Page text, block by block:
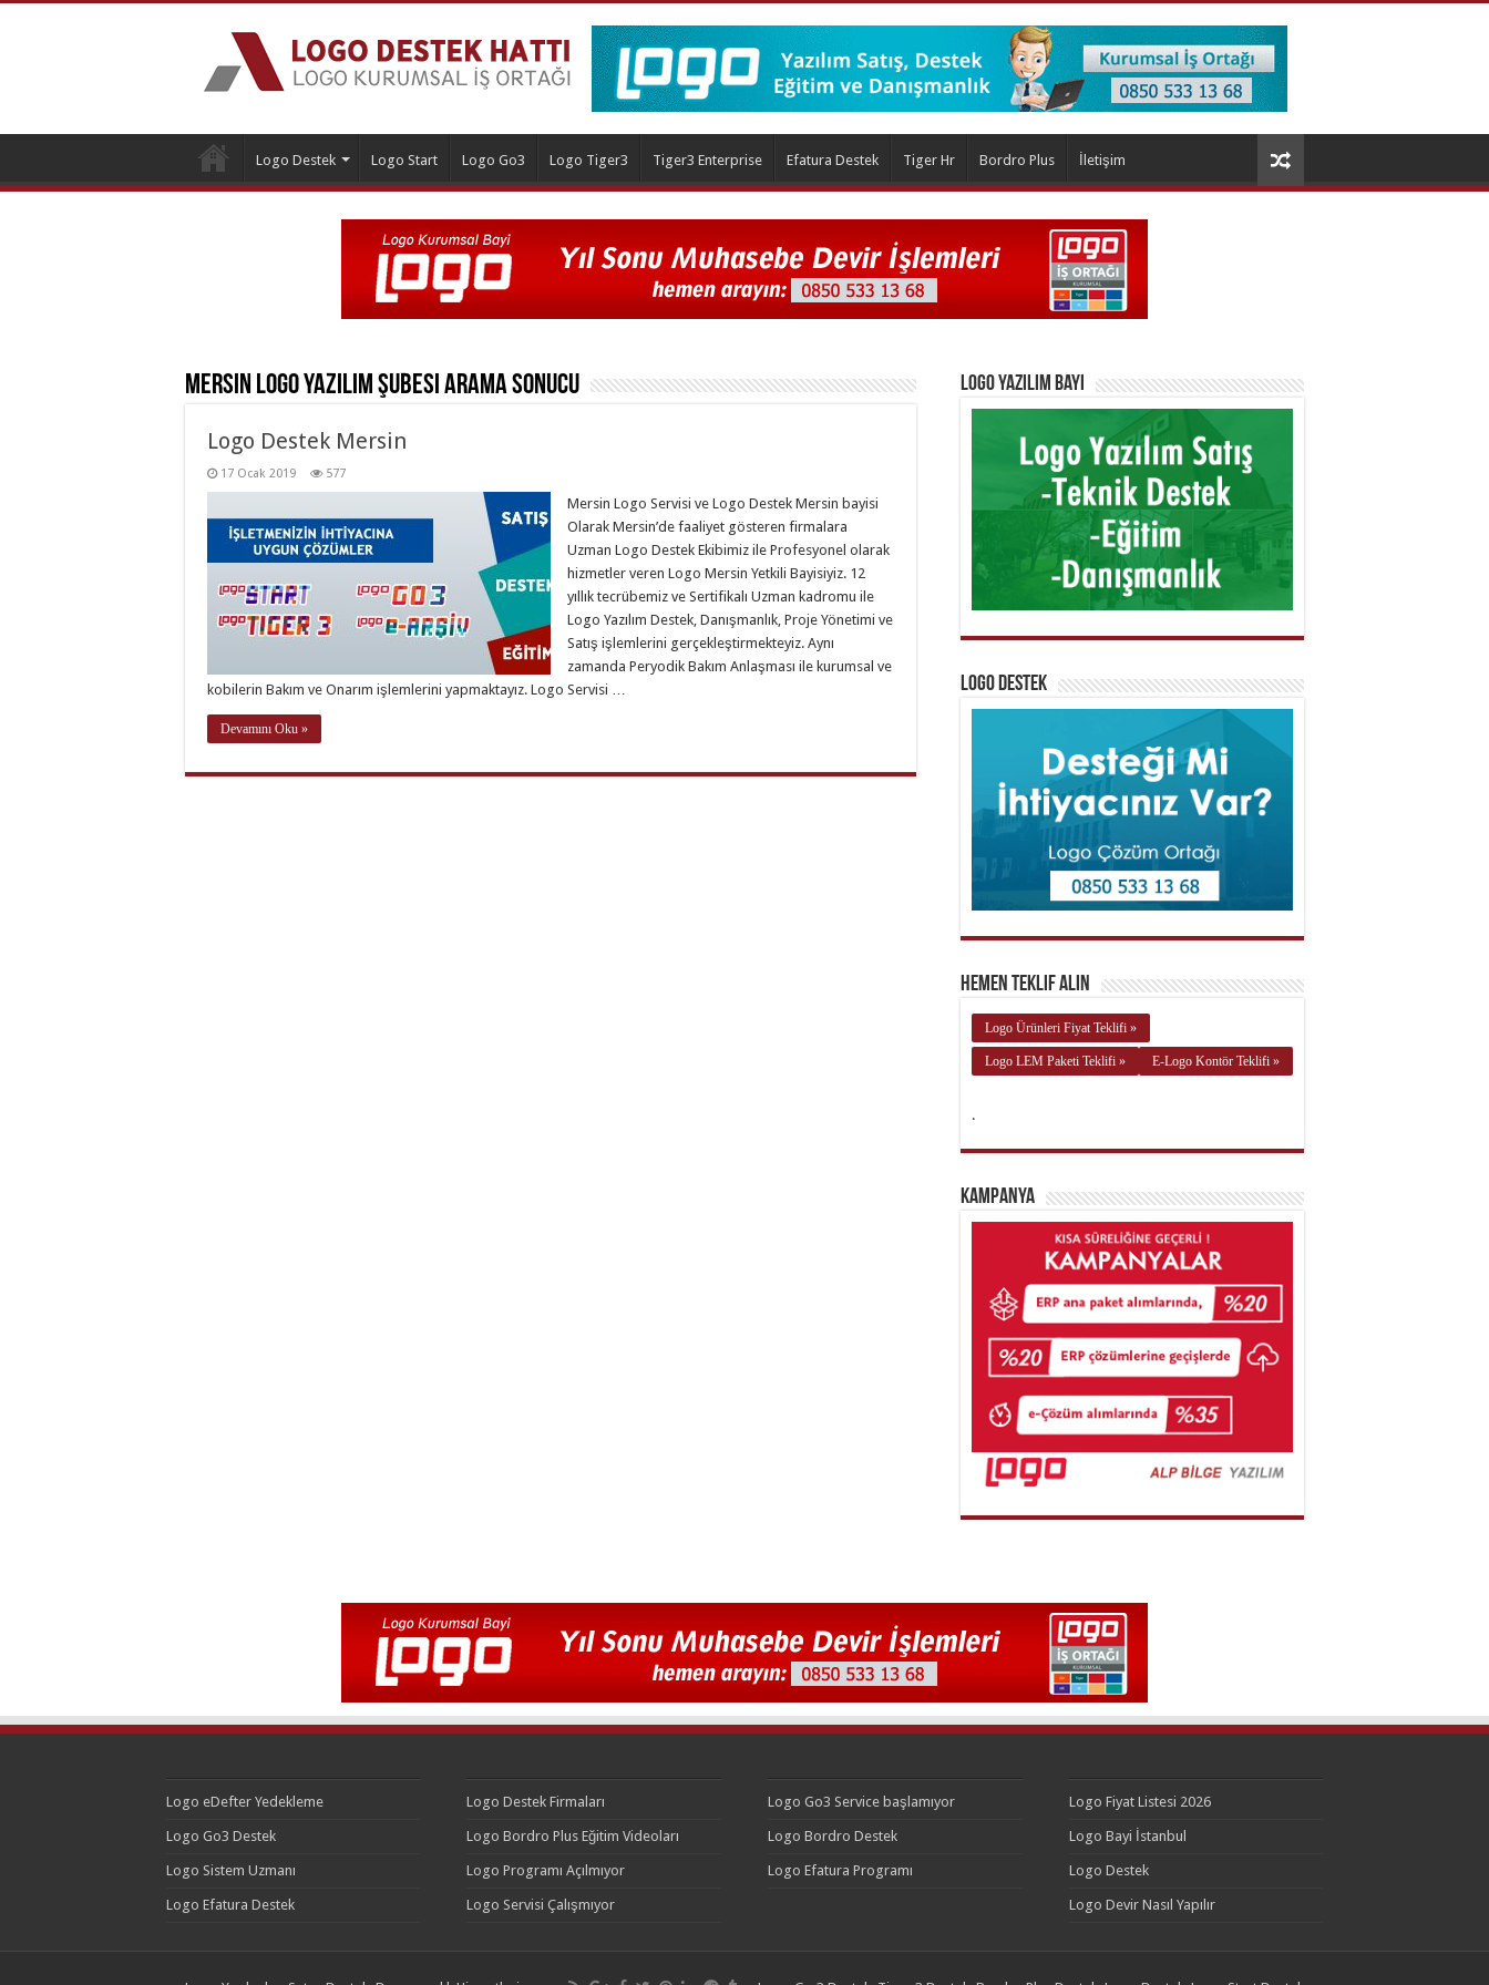
Logo Destek Logo Start Logo Go3 Logo Tiger3 Tiger3 Enterprise Efatura Destek Tiger Hr Bordro Plus İletişim
Mersin Logo Yazılım şubesiArama Sonucu
Logo Destek Mersin
17 Ocak 2019 577
Mersin Logo Servisi ve Logo Destek Mersin bayisi
Olarak Mersin’de faaliyet gösteren firmalara
Uzman Logo Destek Ekibimiz ile Profesyonel olarak
hizmetler veren Logo Mersin Yetkili Bayisiyiz. 12
yıllık tecrübemiz ve Sertifikalı Uzman kadromu ile
Logo Yazılım Destek, Danışmanlık, Proje Yönetimi ve
Satış işlemlerini gerçekleştirmekteyiz. Aynı
zamanda Peryodik Bakım Anlaşması ile kurumsal ve
kobilerin Bakım ve Onarım işlemlerini yapmaktayız. Logo Servisi …
Devamını Oku »
Logo Yazılım Bayi
Logo Destek
Hemen Teklif Alın
Logo Ürünleri Fiyat Teklifi »
Logo LEM Paketi Teklifi » E-Logo Kontör Teklifi »
.
Kampanya
Logo eDefter Yedekleme
Logo Go3 Destek
Logo Sistem Uzmanı
Logo Efatura Destek
Logo Destek Firmaları
Logo Bordro Plus Eğitim Videoları
Logo Programı Açılmıyor
Logo Servisi Çalışmıyor
Logo Go3 Service başlamıyor
Logo Bordro Destek
Logo Efatura Programı
Logo Fiyat Listesi 2026
Logo Bayi İstanbul
Logo Destek
Logo Devir Nasıl Yapılır